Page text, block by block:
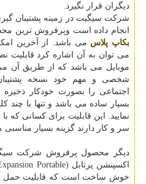
دیگران قرار نگیرد.
شرکت سیگیت در زمینه پشتیبان
انجام داده است وپرفروش ترین
بکاپ پلاس می باشد. از آخرین
می توان به آن اشاره کرد
موبایل می باشد که از طریق آن
شخصی و مهم خود نسخه
اجتماعی را بصورت خودکار ذخیره
بسیار ساده می باشد و تنها با چند
نمایید. این قابلیت برای کسانی که
سر و کار دارند گزینه بسیار مناسبی
دیگر محصول پرفروش شرکت
خوش ساخت است که قابلیت حمل